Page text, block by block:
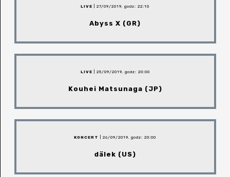
LIVE | 27/09/2019, godz: 22:10
Abyss X (GR)
LIVE | 25/09/2019, godz: 20:00
Kouhei Matsunaga (JP)
KONCERT | 26/09/2019, godz: 20:00
dälek (US)